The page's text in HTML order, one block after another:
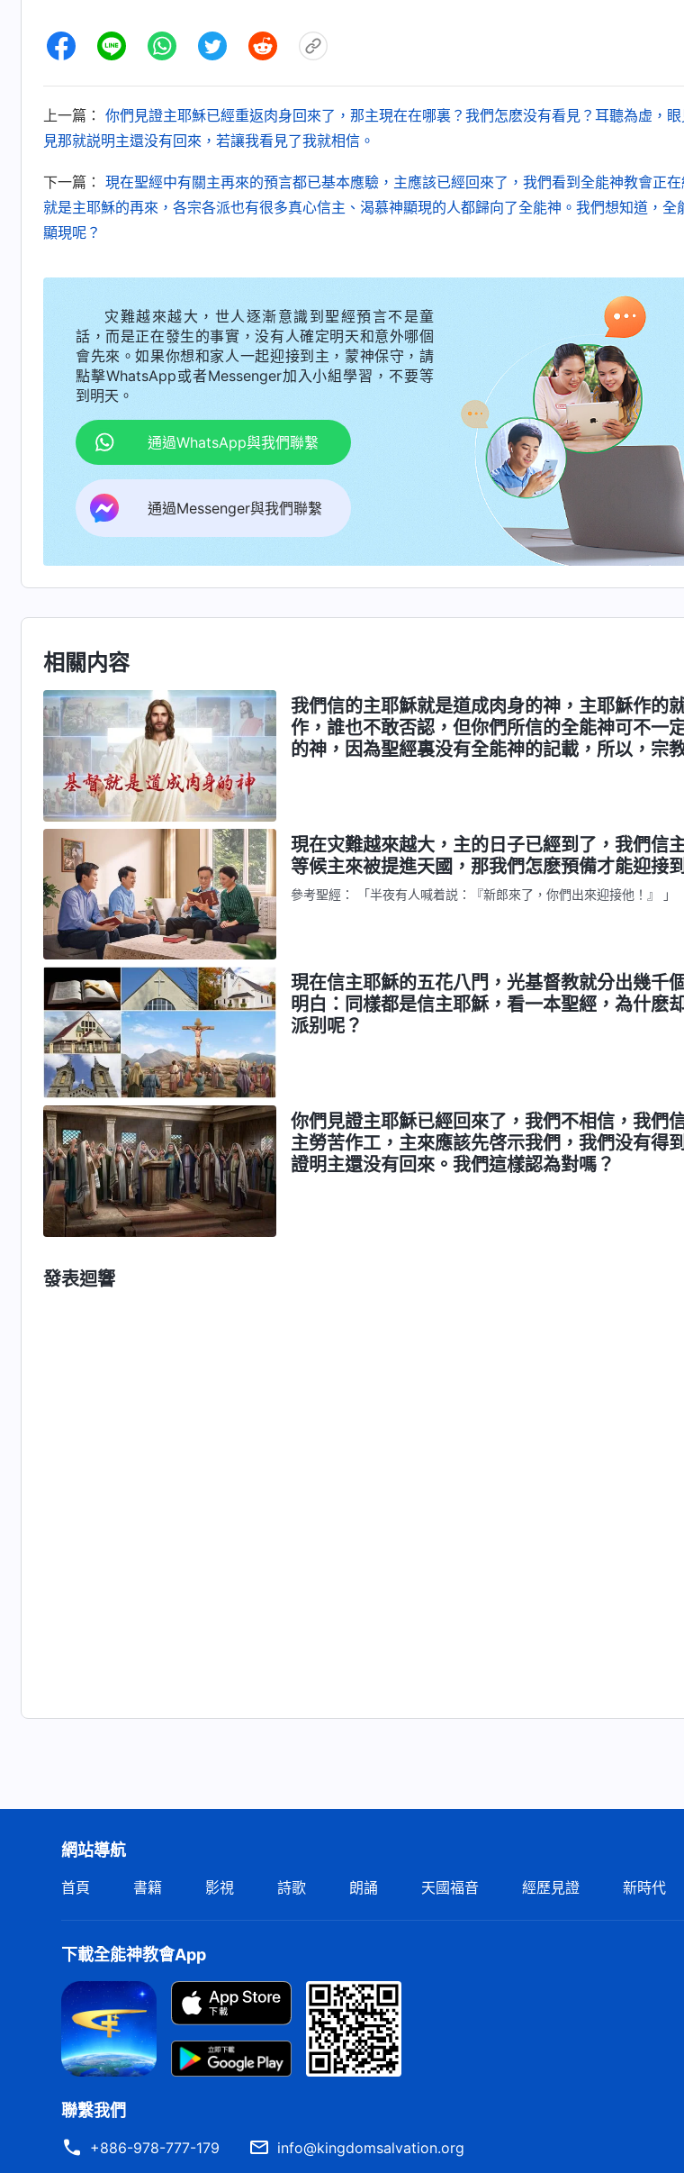
上一篇： 你們見證主耶穌已經重返肉身回來了，那主現在在哪裏？我們怎麽没有看見？耳聽為虚，
見那就説明主還没有回來，若讓我看見了我就相信。
下一篇： 現在聖經中有關主再來的預言都已基本應驗，主應該已經回來了，我們看到全能神教會正
就是主耶穌的再來，各宗各派也有很多真心信主、渴慕神顯現的人都歸向了全能神。我們想知道，全
顯現呢？
灾難越來越大，世人逐漸意識到聖經預言不是童
話，而是正在發生的事實，没有人確定明天和意外哪個
會先來。如果你想和家人一起迎接到主，蒙神保守，請
點擊WhatsApp或者Messenger加入小組學習，不要等
到明天。
通過WhatsApp與我們聯繫
通過Messenger與我們聯繫
相關内容
我們信的主耶穌就是道成肉身的神，主耶穌作的
作，誰也不敢否認，但你們所信的全能神可不一
的神，因為聖經裏没有全能神的記載，所以，宗
現在灾難越來越大，主的日子已經到了，我們信
等候主來被提進天國，那我們怎麽預備才能迎接
參考聖經： 「半夜有人喊着説：『新郎來了，你們出來迎接他！』 」
現在信主耶穌的五花八門，光基督教就分出幾千
明白：同樣都是信主耶穌，看一本聖經，為什麽
派别呢？
你們見證主耶穌已經回來了，我們不相信，我們
主勞苦作工，主來應該先啓示我們，我們没有得
證明主還没有回來。我們這樣認為對嗎？
發表迴響
網站導航
首頁 書籍 影視 詩歌 朗誦 天國福音 經歷見證 新時代
下載全能神教會App
聯繫我們
+886-978-777-179 info@kingdomsalvation.org